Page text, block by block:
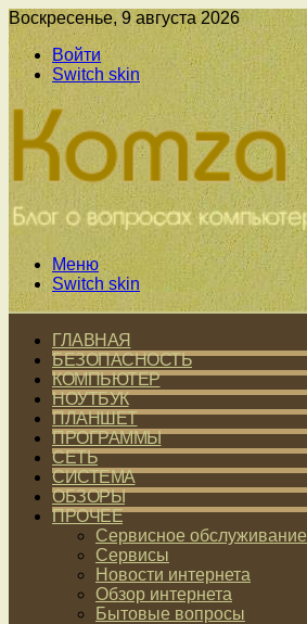
Воскресенье, 9 августа 2026
Войти
Switch skin
Меню
Switch skin
ГЛАВНАЯ
БЕЗОПАСНОСТЬ
КОМПЬЮТЕР
НОУТБУК
ПЛАНШЕТ
ПРОГРАММЫ
СЕТЬ
СИСТЕМА
ОБЗОРЫ
ПРОЧЕЕ
Сервисное обслуживание
Сервисы
Новости интернета
Обзор интернета
Бытовые вопросы